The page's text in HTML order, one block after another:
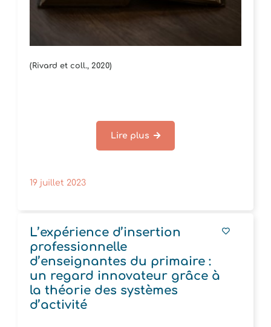
(Rivard et coll., 2020)
Lire plus
19 juillet 2023
L’expérience d’insertion
professionnelle
d’enseignantes du primaire :
un regard innovateur grâce à
la théorie des systèmes
d’activité